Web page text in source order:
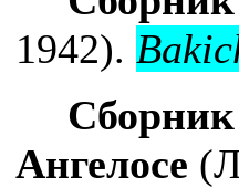
1942).
Ангелосе